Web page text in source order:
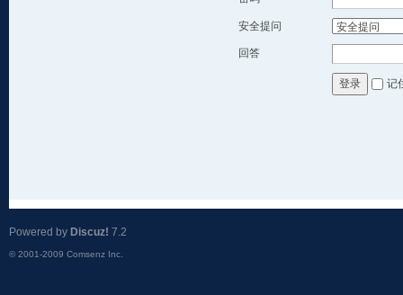
安全提问
回答
登录 记
Powered by Discuz! 7.2
© 2001-2009 Comsenz Inc.